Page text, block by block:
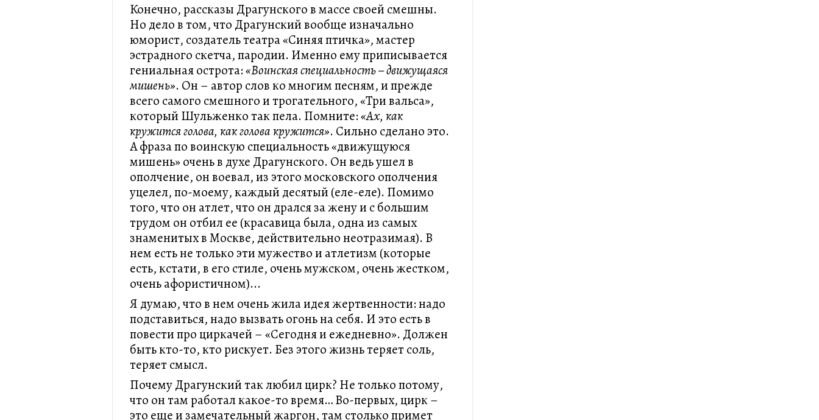
Конечно, рассказы Драгунского в массе своей смешны.
Но дело в том, что Драгунский вообще изначально
юморист, создатель театра «Синяя птичка», мастер
эстрадного скетча, пародии. Именно ему приписывается
гениальная острота:«Воинская специальность – движущаяся
мишень». Он – автор слов ко многим песням, и прежде
всего самого смешного и трогательного, «Три вальса»,
который Шульженко так пела. Помните:«Ах, как
кружится голова, как голова кружится». Сильно сделано это.
А фраза по воинскую специальность «движущуюся
мишень» очень в духе Драгунского. Он ведь ушел в
ополчение, он воевал, из этого московского ополчения
уцелел, по-моему, каждый десятый (еле-еле). Помимо
того, что он атлет, что он дрался за жену и с большим
трудом он отбил ее (красавица была, одна из самых
знаменитых в Москве, действительно неотразимая). В
нем есть не только эти мужество и атлетизм (которые
есть, кстати, в его стиле, очень мужском, очень жестком,
очень афористичном)...
Я думаю, что в нем очень жила идея жертвенности: надо
подставиться, надо вызвать огонь на себя. И это есть в
повести про циркачей – «Сегодня и ежедневно». Должен
быть кто-то, кто рискует. Без этого жизнь теряет соль,
теряет смысл.
Почему Драгунский так любил цирк? Не только потому,
что он там работал какое-то время… Во-первых, цирк –
это еще и замечательный жаргон, там столько примет